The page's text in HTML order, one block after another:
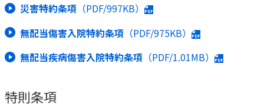
災害特約条項 （PDF/997KB）
無配当傷害入院特約条項 （PDF/975KB）
無配当疾病傷害入院特約条項 （PDF/1.01MB）
特則条項